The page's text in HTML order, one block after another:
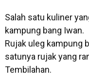
Salah satu kuliner
kampung bang Iwan.
Rujak uleg kampung
satunya rujak yang
Tembilahan.